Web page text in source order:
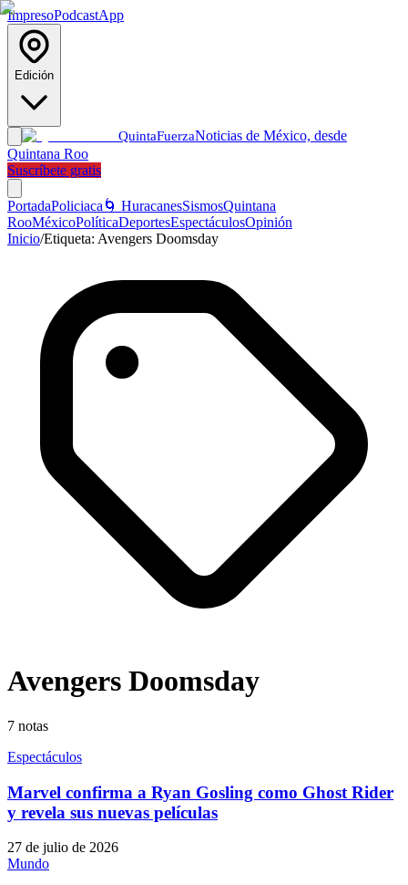
ImpresoPodcastApp
Edición
QuintaFuerzaNoticias de México, desde
Quintana Roo
Suscríbete gratis
PortadaPoliciaca 🌀 HuracanesSismosQuintana
RooMéxicoPolíticaDeportesEspectáculosOpinión
Inicio/Etiqueta: Avengers Doomsday
Avengers Doomsday
7 notas
Espectáculos
Marvel confirma a Ryan Gosling como Ghost Rider
y revela sus nuevas películas
27 de julio de 2026
Mundo